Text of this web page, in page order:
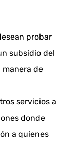
probar
subsidio del
manera de
servicios a
donde
a quienes